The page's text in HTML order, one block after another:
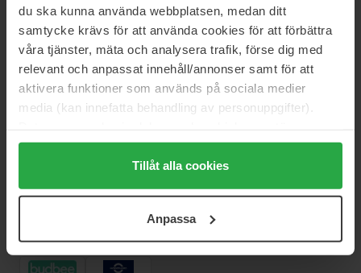
du ska kunna använda webbplatsen, medan ditt
samtycke krävs för att använda cookies för att förbättra
våra tjänster, mäta och analysera trafik, förse dig med
relevant och anpassat innehåll/annonser samt för att
aktivera funktioner som används på sociala medier
media (kan innefatta behandling av personuppgifter).
Genom att trycka på "Tillåt alla cookies" accepterar du
alla cookies, medan du under "Detaljer" kan anpassa
användningen av cookies. Du kan när som helst återkalla
samt vår Integritetspolicy.
Tillåt alla cookies
Anpassa
UUTISKIRJEOLE ENSIMMÄISTEN JOUKOSSA
Haluatko parhaat kauneusuutiset suoraan sähköpostiisi? Saat
uusimmat trendit, vinkit ja eksklusiiviset tarjoukset!
NOPEA TOIMITUS